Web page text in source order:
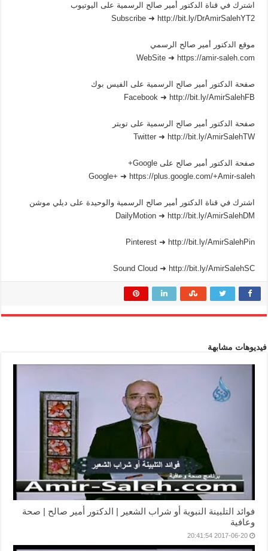
اشترك في قناة الدكتور أمير صالح الرسمية على اليوتيوب
Subscribe ➜ http://bit.ly/DrAmirSalehYT2
موقع الدكتور أمير صالح الرسمي
WebSite ➜ https://amir-saleh.com
صفحة الدكتور أمير صالح الرسمية على الفيس بوك
Facebook ➜ http://bit.ly/AmirSalehFB
صفحة الدكتور أمير صالح الرسمية على تويتر
Twitter ➜ http://bit.ly/AmirSalehTW
صفحة الدكتور أمير صالح على Google+
Google+ ➜ https://plus.google.com/+Amir-saleh
اشترك في قناة الدكتور أمير صالح الرسمية والوحيدة على ديلي موشن
DailyMotion ➜ http://bit.ly/AmirSalehDM
Pinterest ➜ http://bit.ly/AmirSalehPin
Sound Cloud ➜ http://bit.ly/AmirSalehSC
فيديوهات مشابهة
فوائد التلبينة النبوية أو شراب الشعير | الدكتور أمير صالح | صحة
وعافية
2017-06-20 20:41:54